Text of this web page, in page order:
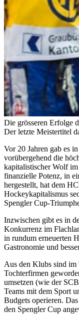
Die grösseren Erfolge
Der letzte Meistertitel
Vor 20 Jahren gab es
vorübergehend die
kapitalistischer Wolf im
finanzielle Potenz, in
hergestellt, hat dem
Hockeykapitalismus
Spengler Cup-
Inzwischen gibt es in
Konkurrenz im
in rundum erneuerten
Gastronomie und
Aus den Klubs sind im
Tochterfirmen
umsetzen (wie der
Teams mit dem Sport
Budgets operieren.
den Spengler Cup